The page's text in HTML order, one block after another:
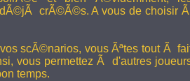
crÃ©Ã©s. A vous de choisir Ã
scÃ©narios, vous Ãªtes tout Ã
vous permettez Ã d'autres
temps.